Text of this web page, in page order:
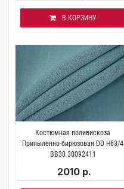
В КОРЗИНУ
Костюмная поливискоза
Припыленно-бирюзовая DD H63/4
BB30 30092411
2010 р.